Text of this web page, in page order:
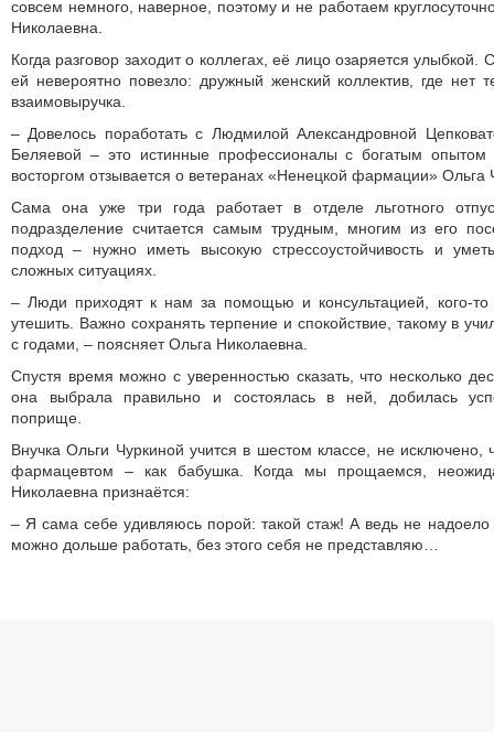
совсем немного, наверное, поэтому и не работаем
Николаевна.
Когда разговор заходит о коллегах, её лицо озаряется улыбкой.
ей невероятно повезло: дружный женский коллектив, где нет
взаимовыручка.
– Довелось поработать с Людмилой Александровной
Беляевой – это истинные профессионалы с богатым
восторгом отзывается о ветеранах «Ненецкой фармации» Ольга
Сама она уже три года работает в отделе льготного
подразделение считается самым трудным, многим из его
подход – нужно иметь высокую стрессоустойчивость и
сложных ситуациях.
– Люди приходят к нам за помощью и консультацией, кого-
утешить. Важно сохранять терпение и спокойствие, такому в
с годами, – поясняет Ольга Николаевна.
Спустя время можно с уверенностью сказать, что несколько
она выбрала правильно и состоялась в ней, добилась
поприще.
Внучка Ольги Чуркиной учится в шестом классе, не исключено,
фармацевтом – как бабушка. Когда мы прощаемся,
Николаевна признаётся:
– Я сама себе удивляюсь порой: такой стаж! А ведь не надоело
можно дольше работать, без этого себя не представляю…